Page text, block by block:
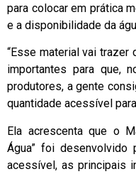
para colocar em prática
e a disponibilidade da
“Esse material vai trazer
importantes para que,
produtores, a gente
quantidade acessível
Ela acrescenta que o
Água” foi desenvolvido
acessível, as principais